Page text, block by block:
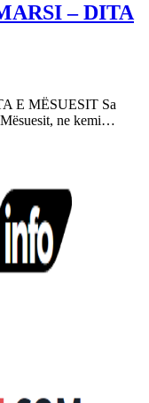
– DITA
E MËSUESIT Sa
ne kemi…